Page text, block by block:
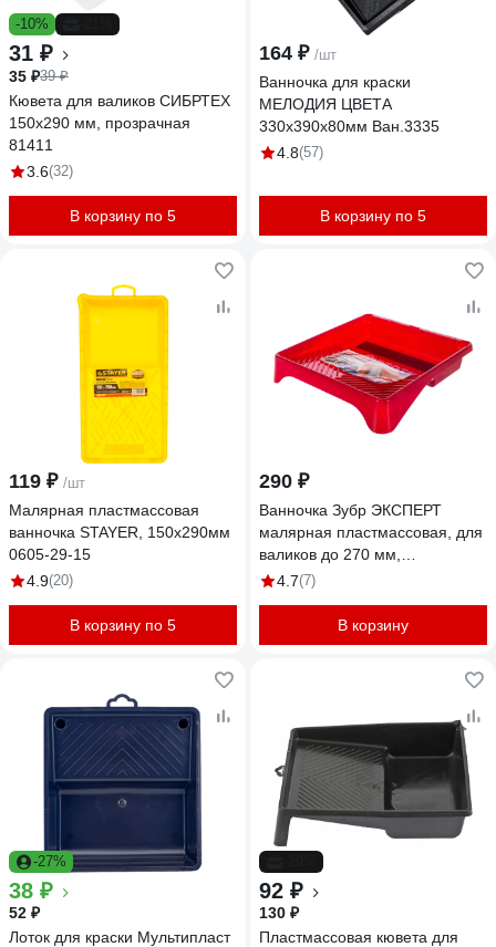
-10%
31 ₽
35 ₽39 ₽
Кювета для валиков СИБРТЕХ
150x290 мм, прозрачная
81411
3.6(32)
В корзину по 5
164 ₽ /шт
Ванночка для краски
МЕЛОДИЯ ЦВЕТА
330х390х80мм Ван.3335
4.8(57)
В корзину по 5
119 ₽ /шт
Малярная пластмассовая
ванночка STAYER, 150х290мм
0605-29-15
4.9(20)
В корзину по 5
290 ₽
Ванночка Зубр ЭКСПЕРТ
малярная пластмассовая, для
валиков до 270 мм,
360x360мм 06055-27
4.7(7)
В корзину
-27%
38 ₽
52 ₽
Лоток для краски Мультипласт
92 ₽
130 ₽
Пластмассовая кювета для